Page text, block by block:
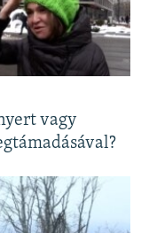
vagy